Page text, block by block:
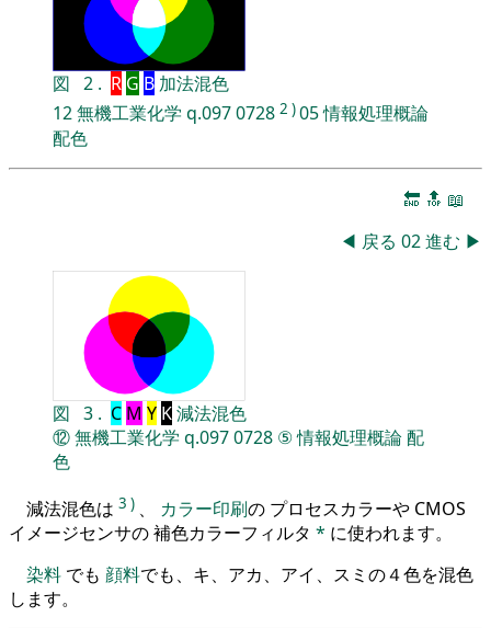
図 2 . R G B加法混色
12無機工業化学 q.0970728 2 )05情報処理概論
配色
🔚 🔝 📖
◀ 戻る 02進む ▶
図 3 . C M Y K減法混色
⑫無機工業化学 q.0970728 ⑤情報処理概論配
色
減法混色は 3 ) 、 カラー印刷の プロセスカラーや CMOS
イメージセンサの 補色カラーフィルタ * に使われます。
染料 でも 顔料でも、キ、アカ、アイ、スミの４色を混色
します。